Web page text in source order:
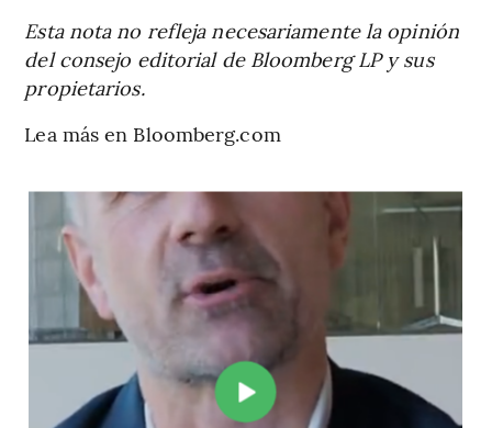
Esta nota no refleja necesariamente la opinión
del consejo editorial de Bloomberg LP y sus
propietarios.
Lea más en Bloomberg.com